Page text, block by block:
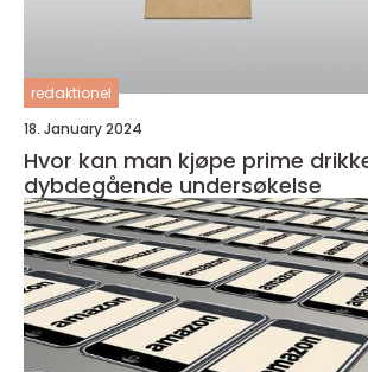
redaktionel
18. January 2024
Hvor kan man kjøpe prime
dybdegående undersøkelse